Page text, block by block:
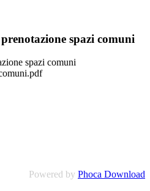
spazi comuni
spazi comuni
Powered by Phoca Download